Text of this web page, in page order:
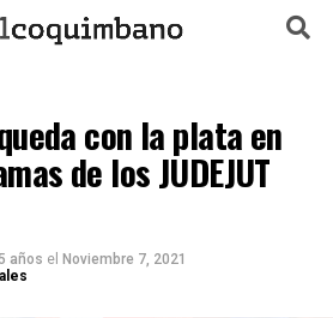
con la plata en
de los JUDEJUT
años el Noviembre 7, 2021